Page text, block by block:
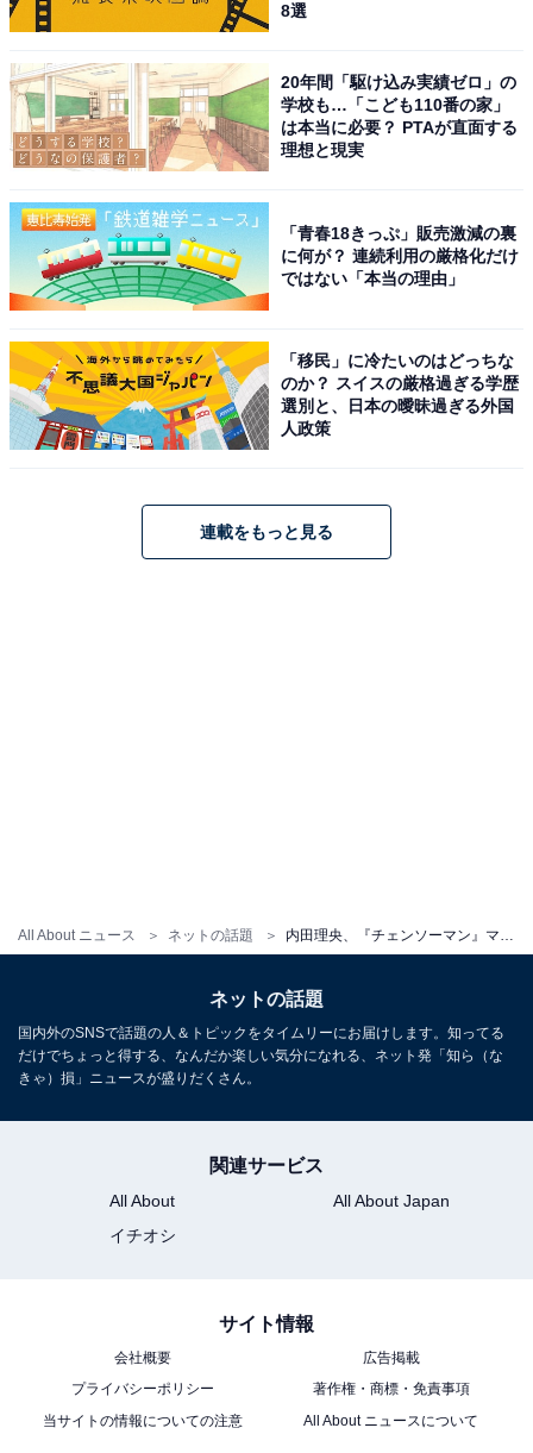
All About ニュース ネットの話題 内田理央、『チェンソーマン』マキマのコスプレショット披露！ 「外国人みたい」「クオリティ最強最高」
8選
20年間「駆け込み実績ゼロ」の
学校も…「こども110番の家」
は本当に必要？ PTAが直面する
理想と現実
「青春18きっぷ」販売激減の裏
に何が？ 連続利用の厳格化だけ
ではない「本当の理由」
「移民」に冷たいのはどっちな
のか？ スイスの厳格過ぎる学歴
選別と、日本の曖昧過ぎる外国
人政策
連載をもっと見る
ネットの話題
国内外のSNSで話題の人＆トピックをタイムリーにお届けします。知ってる
だけでちょっと得する、なんだか楽しい気分になれる、ネット発「知ら（な
きゃ）損」ニュースが盛りだくさん。
関連サービス
All About
All About Japan
イチオシ
サイト情報
会社概要
広告掲載
プライバシーポリシー
著作権・商標・免責事項
当サイトの情報についての注意
All About ニュースについて